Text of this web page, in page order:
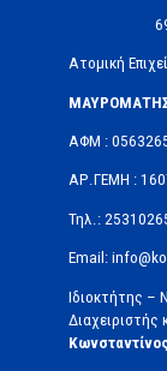
69100
Ατομική
ΑΦΜ :
ΑΡ.ΓΕΜΗ :
Τηλ.:
Email:
Ιδιοκτήτης –
Διαχειριστής